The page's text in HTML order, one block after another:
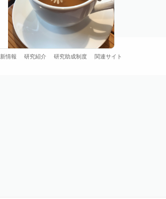
情報 研究紹介 研究助成制度 関連サイト